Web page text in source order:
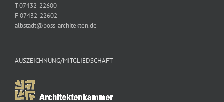
T 07432-22600
F 07432-22602
albstadt@boss-architekten.de
AUSZEICHNUNG/MITGLIEDSCHAFT